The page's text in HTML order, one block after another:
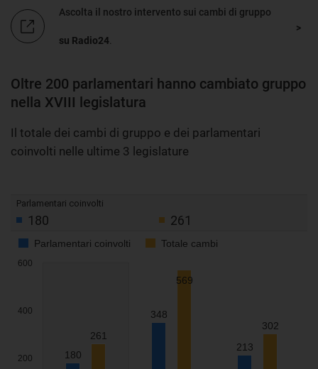
Ascolta il nostro intervento sui cambi di gruppo
su Radio24
Oltre 200 parlamentari hanno cambiato gruppo
nella XVIII legislatura
Il totale dei cambi di gruppo e dei parlamentari
coinvolti nelle ultime 3 legislature